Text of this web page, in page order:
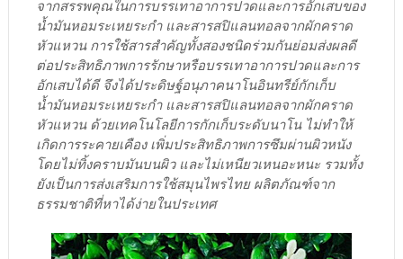
จากสรรพคุณในการบรรเทาอาการปวดและการอักเสบของ
น้ำมันหอมระเหยระกำ และสารสปิแลนทอลจากผักคราด
หัวแหวน การใช้สารสำคัญทั้งสองชนิดร่วมกันย่อมส่งผลดี
ต่อประสิทธิภาพการรักษาหรือบรรเทาอาการปวดและการ
อักเสบได้ดี จึงได้ประดิษฐ์อนุภาคนาโนอินทรีย์กักเก็บ
น้ำมันหอมระเหยระกำ และสารสปิแลนทอลจากผักคราด
หัวแหวน ด้วยเทคโนโลยีการกักเก็บระดับนาโน ไม่ทำให้
เกิดการระคายเคือง เพิ่มประสิทธิภาพการซึมผ่านผิวหนัง
โดยไม่ทิ้งคราบมันบนผิว และไม่เหนียวเหนอะหนะ รวมทั้ง
ยังเป็นการส่งเสริมการใช้สมุนไพรไทย ผลิตภัณฑ์จาก
ธรรมชาติที่หาได้ง่ายในประเทศ